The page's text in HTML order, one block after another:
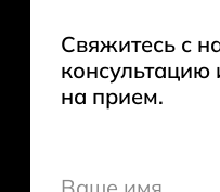
Свяжитесь с
на прием.